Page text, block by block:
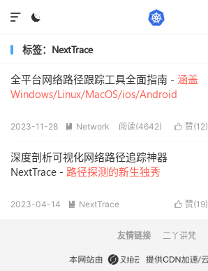


标签：NextTrace
全平台网络路径跟踪工具全面指南 - 涵盖
Windows/Linux/MacOS/ios/Android
 赞(12)
2023-11-28  Network 阅读(4642)
深度剖析可视化网络路径追踪神器
NextTrace - 路径探测的新生独秀
 赞(19)
2023-04-14  NextTrace
友情链接 二丫讲梵